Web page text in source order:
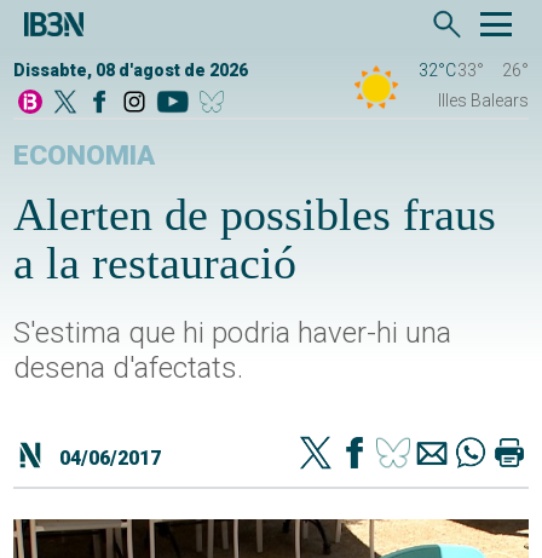
Dissabte, 08 d'agost de 2026 32°C33°
26°
Illes Balears
ECONOMIA
Alerten de possibles fraus
a la restauració
S'estima que hi podria haver-hi una
desena d'afectats.
04/06/2017